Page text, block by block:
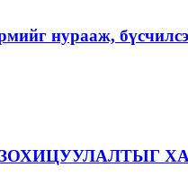
нурааж,